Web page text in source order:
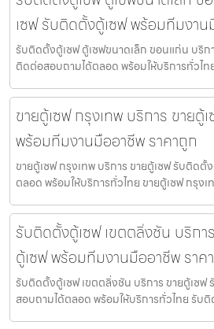
เซฟ รับติดตั้งตู้เซฟ พร้อมทีมงา
รับติดตั้งตู้เซฟ ตู้เซฟขนาดเล็ก ขอนแก่น บริ
ติดต่อสอบถามได้ตลอด พร้อมให้บริการทั่วไท
ขายตู้เซฟ กรุงเทพ บริการ ขายตู้
พร้อมทีมงานมืออาชีพ ราคาถูก
ขายตู้เซฟ กรุงเทพ บริการ ขายตู้เซฟ รับติด
ตลอด พร้อมให้บริการทั่วไทย ขายตู้เซฟ กรุงเ
รับติดตั้งตู้เซฟ เขตตลิ่งชัน บริก
ตู้เซฟ พร้อมทีมงานมืออาชีพ ราค
รับติดตั้งตู้เซฟ เขตตลิ่งชัน บริการ ขายตู้เซ
สอบถามได้ตลอด พร้อมให้บริการทั่วไทย รับ